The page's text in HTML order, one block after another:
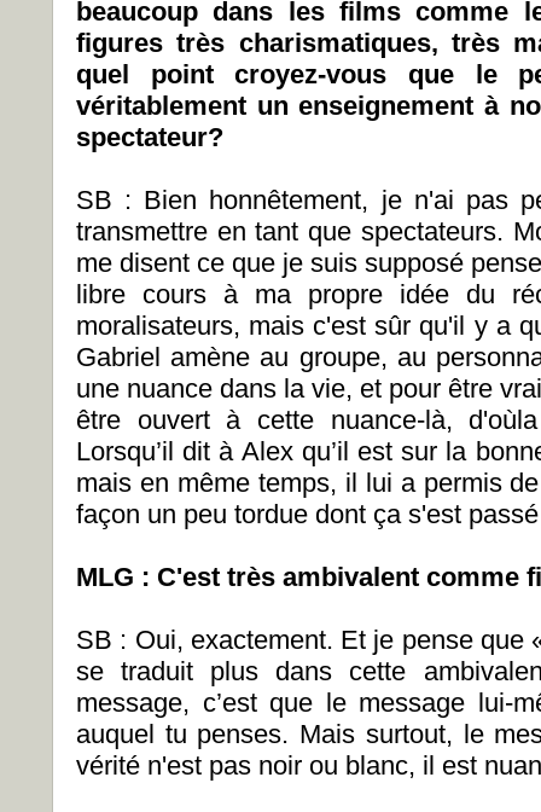
beaucoup dans les films comme
figures très charismatiques, très
quel point croyez-vous que le
véritablement un enseignement à
spectateur?
SB : Bien honnêtement, je n'ai pas
transmettre en tant que spectateurs.
me disent ce que je suis supposé
libre cours à ma propre idée du
moralisateurs, mais c'est sûr qu'il y a
Gabriel amène au groupe, au
une nuance dans la vie, et pour être
être ouvert à cette nuance-là,
Lorsqu’il dit à Alex qu’il est sur la
mais en même temps, il lui a permis
façon un peu tordue dont ça s'est
MLG : C'est très ambivalent comme
SB : Oui, exactement. Et je pense que
se traduit plus dans cette
message, c’est que le message lui-
auquel tu penses. Mais surtout, le
vérité n'est pas noir ou blanc, il est